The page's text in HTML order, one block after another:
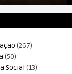
(267)
(50)
Social (13)